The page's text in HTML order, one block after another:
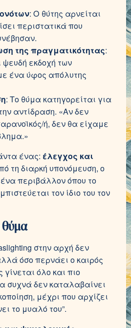
: Ο θύτης αρνείται
περιστατικά που
της πραγματικότητας:
ψευδή εκδοχή των
ένα ύφος απόλυτης
: Το θύμα κατηγορείται για
αντίδραση. «Αν δεν
ή, δεν θα είχαμε
ένας: έλεγχος και
τη διαρκή υπονόμευση, ο
ένα περιβάλλον όπου το
τον ίδιο του τον
θύμα
στην αρχή δεν
όσο περνάει ο καιρός
όλο και πιο
συχνά δεν καταλαβαίνει
μέχρι που αρχίζει
το μυαλό του”.